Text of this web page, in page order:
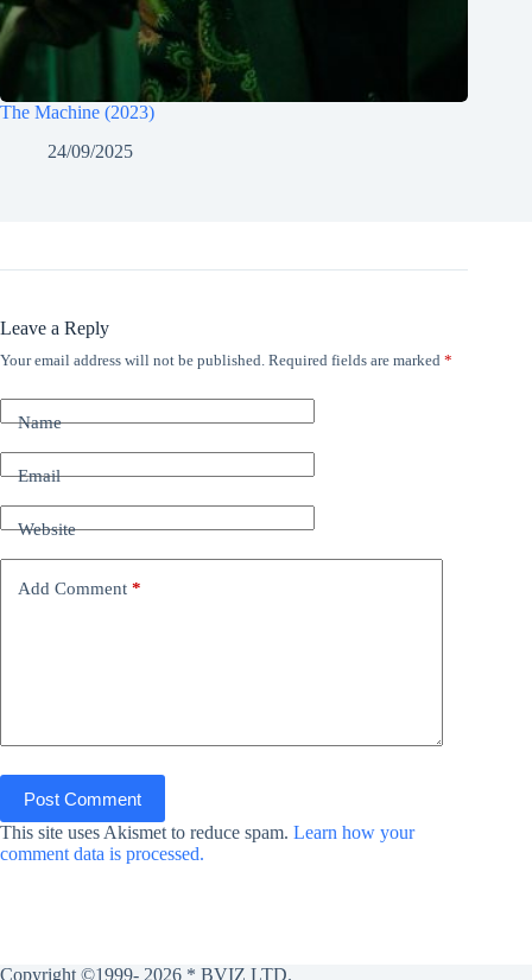
The Machine (2023)
24/09/2025
Leave a Reply
Your email address will not be published. Required fields are marked *
Name
Email
Website
Add Comment *
Post Comment
This site uses Akismet to reduce spam. Learn how your
comment data is processed.
Copyright ©1999- 2026 * BVIZ LTD.